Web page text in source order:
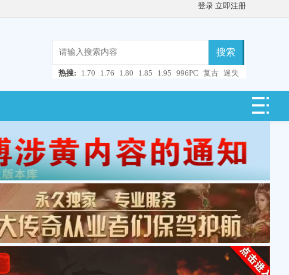
登录 立即注册
搜索
热搜: 1.70 1.76 1.80 1.85 1.95 996PC 复古 迷失